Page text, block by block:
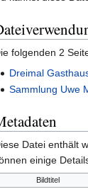
folgenden 2
Dreimal
Sammlung Uwe
Datei enthält
einige
Bildtitel